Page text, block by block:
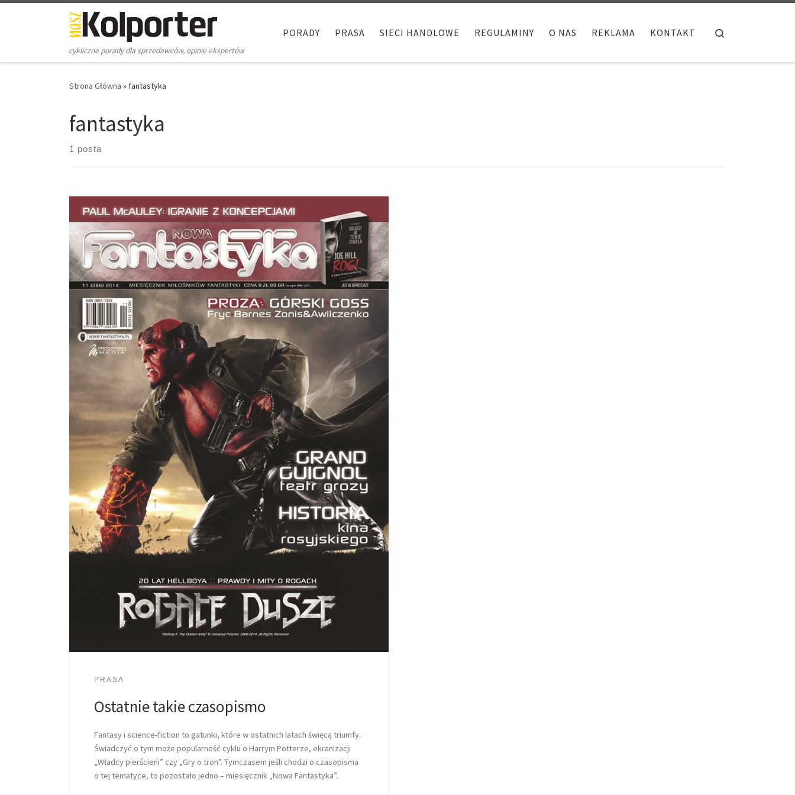
Skip to content
cykliczne porady dla sprzedawców, opinie ekspertów
PORADY PRASA SIECI HANDLOWE REGULAMINY O NAS REKLAMA KONTAKT
Strona Główna »fantastyka
fantastyka
1 posta
PRASA
Ostatnie takie czasopismo
Fantasy i science-fiction to gatunki, które w ostatnich latach święcą triumfy.
Świadczyć o tym może popularność cyklu o Harrym Potterze, ekranizacji
„Władcy pierścieni” czy „Gry o tron”. Tymczasem jeśli chodzi o czasopisma
o tej tematyce, to pozostało jedno – miesięcznik „Nowa Fantastyka”.